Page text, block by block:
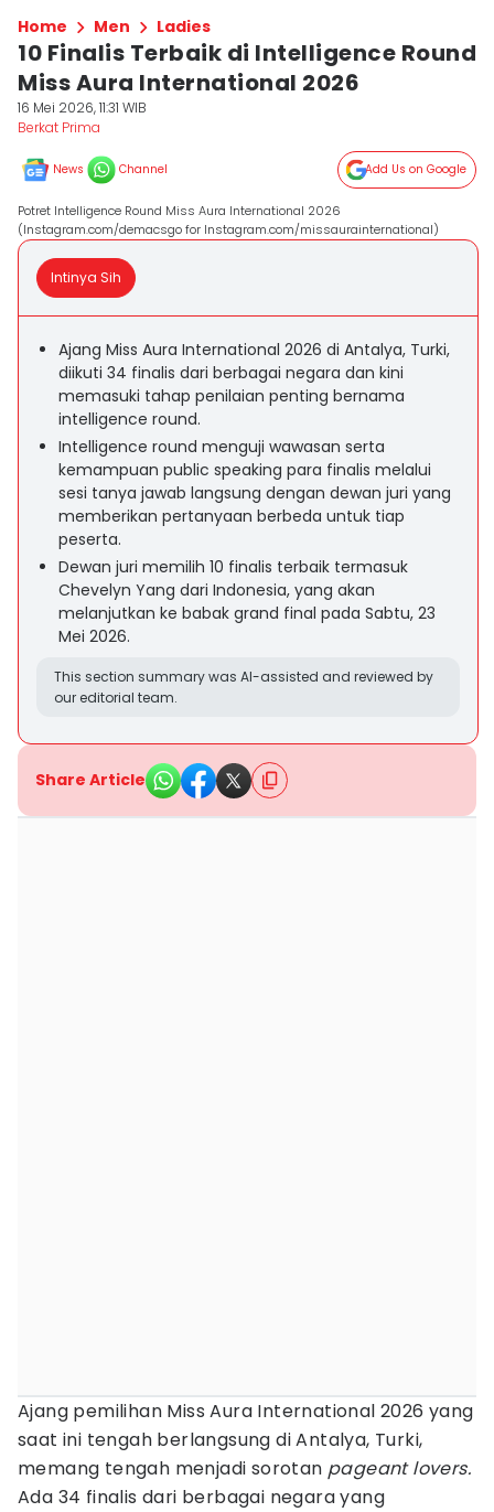
Home Men Ladies
10 Finalis Terbaik di Intelligence Round
Miss Aura International 2026
16 Mei 2026, 11:31 WIB
Berkat Prima
News Channel Add Us on Google
Potret Intelligence Round Miss Aura International 2026
(Instagram.com/demacsgo for Instagram.com/missaurainternational)
Intinya Sih
Ajang Miss Aura International 2026 di Antalya, Turki,
diikuti 34 finalis dari berbagai negara dan kini
memasuki tahap penilaian penting bernama
intelligence round.
Intelligence round menguji wawasan serta
kemampuan public speaking para finalis melalui
sesi tanya jawab langsung dengan dewan juri yang
memberikan pertanyaan berbeda untuk tiap
peserta.
Dewan juri memilih 10 finalis terbaik termasuk
Chevelyn Yang dari Indonesia, yang akan
melanjutkan ke babak grand final pada Sabtu, 23
Mei 2026.
This section summary was AI-assisted and reviewed by
our editorial team.
Share Article
Ajang pemilihan Miss Aura International 2026 yang
saat ini tengah berlangsung di Antalya, Turki,
memang tengah menjadi sorotan pageant lovers.
Ada 34 finalis dari berbagai negara yang